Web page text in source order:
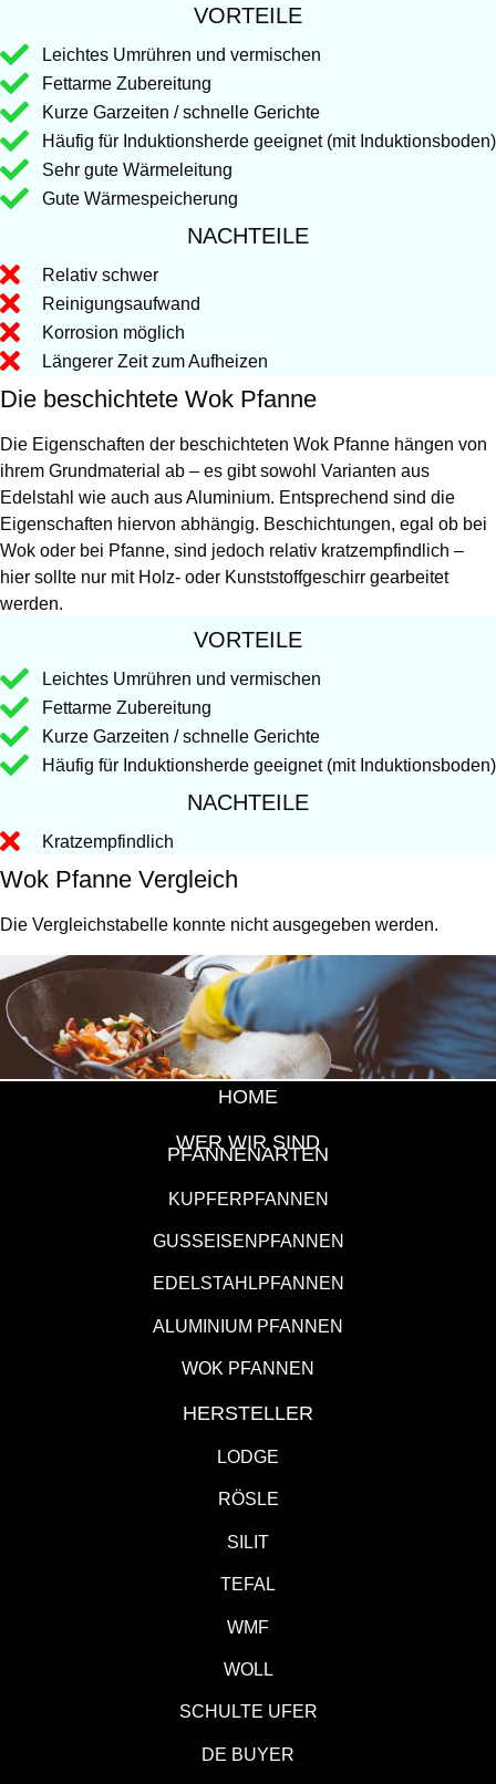
VORTEILE
Leichtes Umrühren und vermischen
Fettarme Zubereitung
Kurze Garzeiten / schnelle Gerichte
Häufig für Induktionsherde geeignet (mit Induktionsboden)
Sehr gute Wärmeleitung
Gute Wärmespeicherung
NACHTEILE
Relativ schwer
Reinigungsaufwand
Korrosion möglich
Längerer Zeit zum Aufheizen
Die beschichtete Wok Pfanne
Die Eigenschaften der beschichteten Wok Pfanne hängen von
ihrem Grundmaterial ab – es gibt sowohl Varianten aus
Edelstahl wie auch aus Aluminium. Entsprechend sind die
Eigenschaften hiervon abhängig. Beschichtungen, egal ob bei
Wok oder bei Pfanne, sind jedoch relativ kratzempfindlich –
hier sollte nur mit Holz- oder Kunststoffgeschirr gearbeitet
werden.
VORTEILE
Leichtes Umrühren und vermischen
Fettarme Zubereitung
Kurze Garzeiten / schnelle Gerichte
Häufig für Induktionsherde geeignet (mit Induktionsboden)
NACHTEILE
Kratzempfindlich
Wok Pfanne Vergleich
Die Vergleichstabelle konnte nicht ausgegeben werden.
HOME
WER WIR SIND
PFANNENARTEN
KUPFERPFANNEN
GUSSEISENPFANNEN
EDELSTAHLPFANNEN
ALUMINIUM PFANNEN
WOK PFANNEN
HERSTELLER
LODGE
RÖSLE
SILIT
TEFAL
WMF
WOLL
SCHULTE UFER
DE BUYER